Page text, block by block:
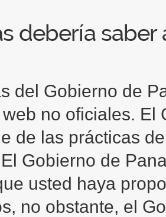
debería
del Gobierno de
no oficiales. El
de las prácticas
Gobierno de
usted haya
no obstante, el